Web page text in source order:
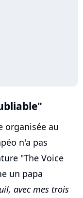
organisée au
n'a pas
"The Voice
un papa
avec mes trois